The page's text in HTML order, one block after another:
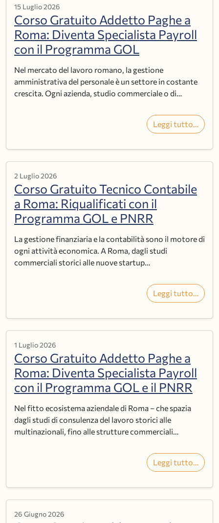
15 Luglio 2026
Corso Gratuito Addetto Paghe a
Roma: Diventa Specialista Payroll
con il Programma GOL
Nel mercato del lavoro romano, la gestione
amministrativa del personale è un settore in costante
crescita. Ogni azienda, studio commerciale o di…
Leggi tutto…
2 Luglio 2026
Corso Gratuito Tecnico Contabile
a Roma: Riqualificati con il
Programma GOL e PNRR
La gestione finanziaria e la contabilità sono il motore di
ogni attività economica. A Roma, dagli studi
commerciali storici alle nuove startup…
Leggi tutto…
1 Luglio 2026
Corso Gratuito Addetto Paghe a
Roma: Diventa Specialista Payroll
con il Programma GOL e il PNRR
Nel fitto ecosistema aziendale di Roma – che spazia
dagli studi di consulenza del lavoro storici alle
multinazionali, fino alle strutture commerciali…
Leggi tutto…
26 Giugno 2026